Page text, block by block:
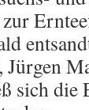
sich